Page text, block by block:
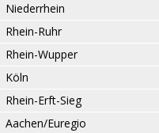
Niederrhein
Rhein-Ruhr
Rhein-Wupper
Köln
Rhein-Erft-Sieg
Aachen/Euregio